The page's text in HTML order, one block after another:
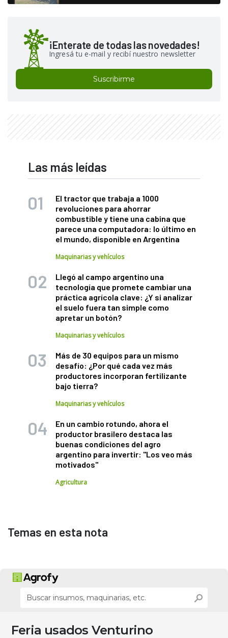
¡Enterate de todas las novedades!
Ingresá tu e-mail y recibí nuestro newsletter
Suscribirme
Las más leídas
El tractor que trabaja a 1000
revoluciones para ahorrar
combustible y tiene una cabina que
parece una computadora: lo último en
el mundo, disponible en Argentina
Maquinarias y vehículos
Llegó al campo argentino una
tecnología que promete cambiar una
práctica agrícola clave: ¿Y si analizar
el suelo fuera tan simple como
apretar un botón?
Maquinarias y vehículos
Más de 30 equipos para un mismo
desafío: ¿Por qué cada vez más
productores incorporan fertilizante
bajo tierra?
Maquinarias y vehículos
En un cambio rotundo, ahora el
productor brasilero destaca las
buenas condiciones del agro
argentino para invertir: "Los veo más
motivados"
Agricultura
Temas en esta nota
Feria usados Venturino